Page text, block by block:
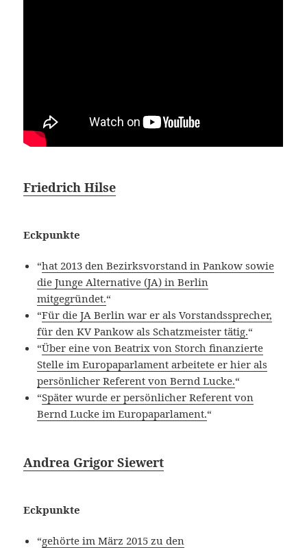
Friedrich Hilse
Eckpunkte
“hat 2013 den Bezirksvorstand in Pankow sowie
die Junge Alternative (JA) in Berlin
mitgegründet.“
“Für die JA Berlin war er als Vorstandssprecher,
für den KV Pankow als Schatzmeister tätig.“
“Über eine von Beatrix von Storch finanzierte
Stelle im Europaparlament arbeitete er hier als
persönlicher Referent von Bernd Lucke.“
“Später wurde er persönlicher Referent von
Bernd Lucke im Europaparlament.“
Andrea Grigor Siewert
Eckpunkte
“gehörte im März 2015 zu den